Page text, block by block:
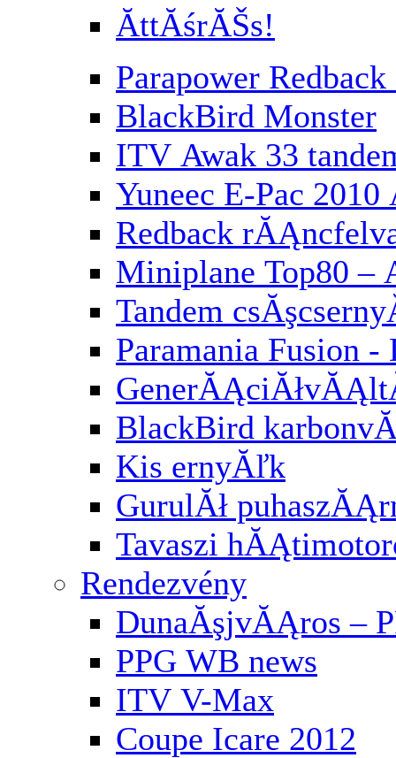
ĂttĂśrĂŠs!
Parapower
BlackBird Monster
ITV Awak 33
Yuneec E-Pac
Redback
Miniplane Top80
Tandem
Paramania Fusion
BlackBird
Kis ernyĂľk
GurulĂł
Tavaszi
Rendezvény
DunaĂşjvĂĄros –
PPG WB news
ITV V-Max
Coupe Icare 2012